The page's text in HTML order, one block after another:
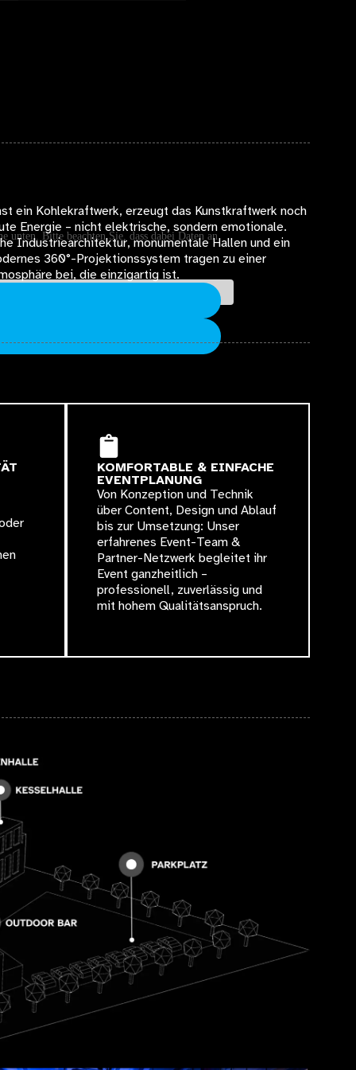
Bitte beachten Sie, dass dabei Daten an
ein Kohlekraftwerk, erzeugt das Kunstkraftwerk noch
Energie – nicht elektrische, sondern emotionale.
Industriearchitektur, monumentale Hallen und ein
360°-Projektionssystem tragen zu einer
bei, die einzigartig ist.
KOMFORTABLE & EINFACHE
EVENTPLANUNG
Von Konzeption und Technik
über Content, Design und Ablauf
bis zur Umsetzung: Unser
erfahrenes Event-Team &
Partner-Netzwerk begleitet ihr
Event ganzheitlich –
professionell, zuverlässig und
mit hohem Qualitätsanspruch.